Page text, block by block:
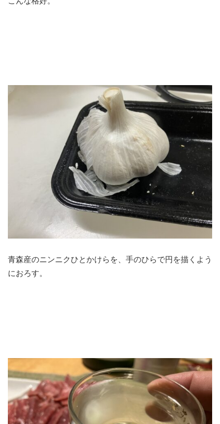
青森産のニンニクひとかけらを、手のひらで円を描くよう
におろす。